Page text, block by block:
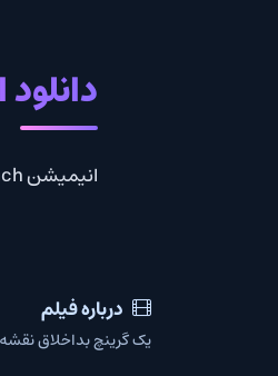
دانلود
درباره فیلم
یک گرینچ بداخلاق نقشه می کشد تا